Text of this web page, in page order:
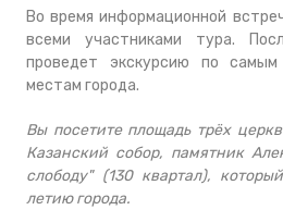
Во время информационной
всеми участниками тура.
проведет экскурсию по самым
местам города.
Вы посетите площадь трёх
Казанский собор, памятник
слободу" (130 квартал),
летию города.